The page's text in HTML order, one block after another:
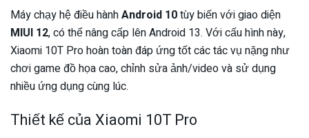
Máy chạy hệ điều hànhAndroid 10tùy biến với giao diện
MIUI 12, có thể nâng cấp lên Android 13. Với cấu hình này,
Xiaomi 10T Pro hoàn toàn đáp ứng tốt các tác vụ nặng như
chơi game đồ họa cao, chỉnh sửa ảnh/video và sử dụng
nhiều ứng dụng cùng lúc.
Thiết kế của Xiaomi 10T Pro